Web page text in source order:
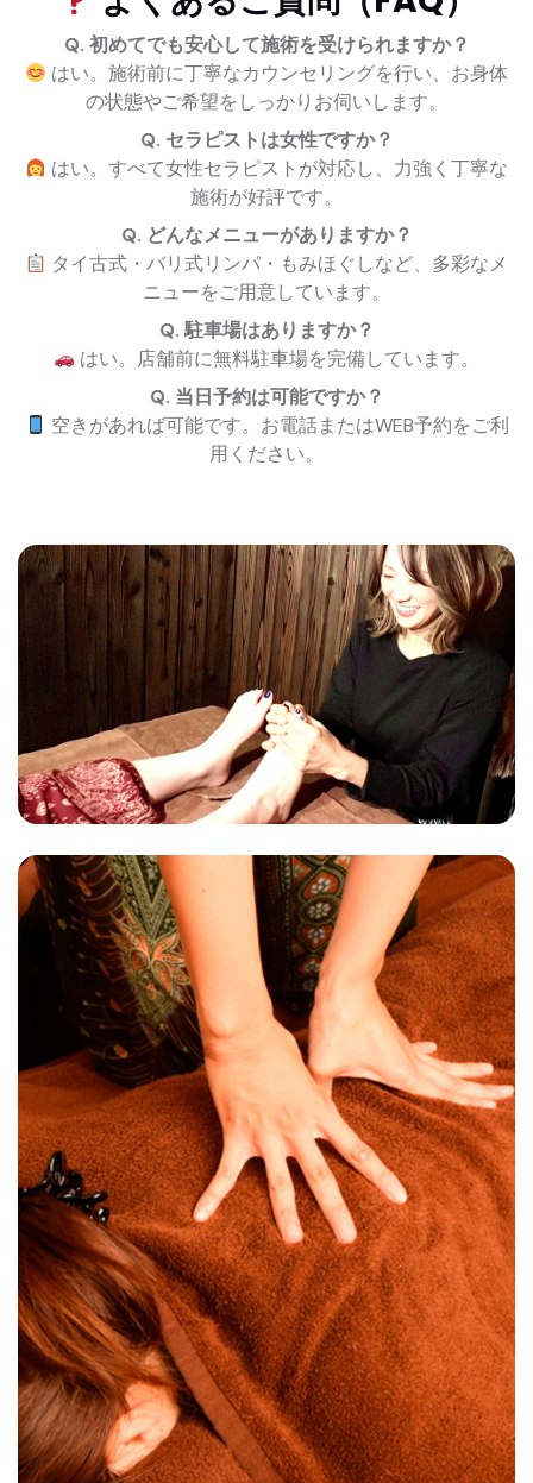
Q. 初めてでも安心して施術を受けられますか？
はい。施術前に丁寧なカウンセリングを行い、お身体
の状態やご希望をしっかりお伺いします。
Q. セラピストは女性ですか？
はい。すべて女性セラピストが対応し、力強く丁寧な
施術が好評です。
Q. どんなメニューがありますか？
タイ古式・バリ式リンパ・もみほぐしなど、多彩なメ
ニューをご用意しています。
Q. 駐車場はありますか？
はい。店舗前に無料駐車場を完備しています。
Q. 当日予約は可能ですか？
空きがあれば可能です。お電話またはWEB予約をご利
用ください。